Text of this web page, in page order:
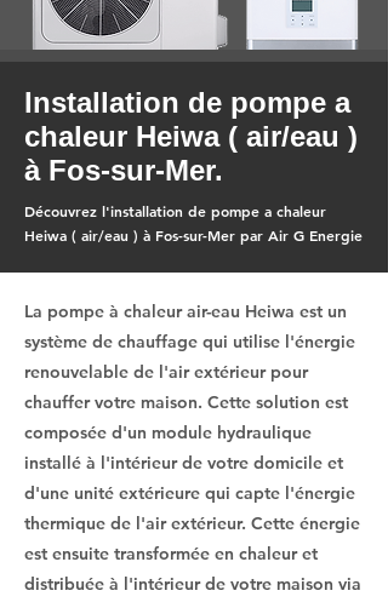
Installation de pompe a
chaleur Heiwa ( air/eau )
à Fos-sur-Mer.
Découvrez l'installation de pompe a chaleur
Heiwa ( air/eau ) à Fos-sur-Mer par Air G Energie
La pompe à chaleur air-eau Heiwa est un
système de chauffage qui utilise l'énergie
renouvelable de l'air extérieur pour
chauffer votre maison. Cette solution est
composée d'un module hydraulique
installé à l'intérieur de votre domicile et
d'une unité extérieure qui capte l'énergie
thermique de l'air extérieur. Cette énergie
est ensuite transformée en chaleur et
distribuée à l'intérieur de votre maison via